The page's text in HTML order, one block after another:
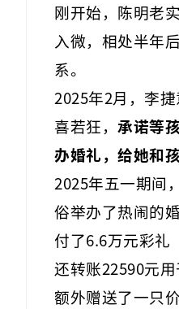
刚开始，陈明老
入微，相处半年
系。
2025年2月，李
喜若狂， 承诺等
办婚礼，给她和
2025年五一期间
俗举办了热闹的
付了6.6万元彩礼
还转账22590元
额外赠送了一只